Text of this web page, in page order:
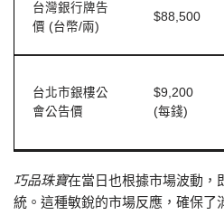
台灣銀行牌告
價 (台幣/兩)
$88,500
台北市銀樓公
會公告價
$9,200
(每錢)
巧品珠寶在當日也根據市場波動，
統。這種敏銳的市場反應，確保了